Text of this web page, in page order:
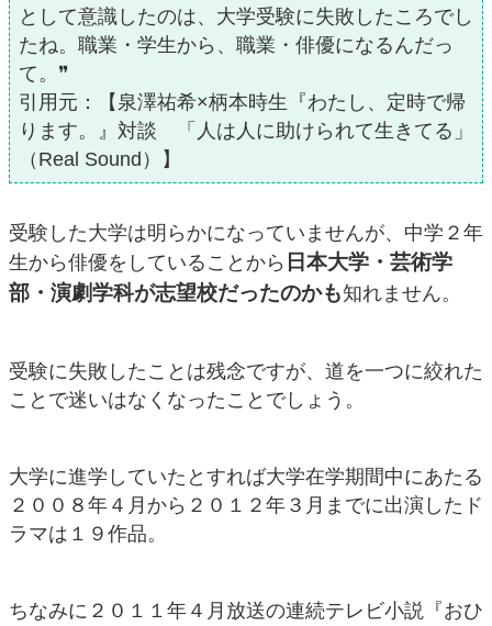
として意識したのは、大学受験に失敗したころでし
たね。職業・学生から、職業・俳優になるんだっ
て。❞
引用元：【泉澤祐希×柄本時生『わたし、定時で帰
ります。』対談 「人は人に助けられて生きてる」
（Real Sound）】
受験した大学は明らかになっていませんが、中学２年
生から俳優をしていることから 日本大学・芸術学
部・演劇学科が志望校だったのかも知れません。
受験に失敗したことは残念ですが、道を一つに絞れた
ことで迷いはなくなったことでしょう。
大学に進学していたとすれば大学在学期間中にあたる
２００８年４月から２０１２年３月までに出演したド
ラマは１９作品。
ちなみに２０１１年４月放送の連続テレビ小説『おひ